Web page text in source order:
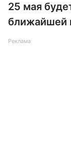
25 мая
ближайшей
Реклама